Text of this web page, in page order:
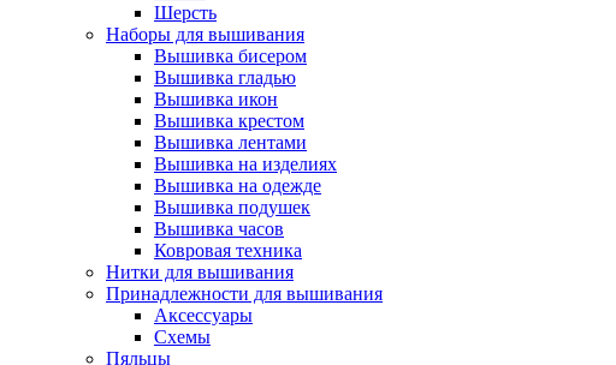
Шерсть
Наборы для вышивания
Вышивка бисером
Вышивка гладью
Вышивка икон
Вышивка крестом
Вышивка лентами
Вышивка на изделиях
Вышивка на одежде
Вышивка подушек
Вышивка часов
Ковровая техника
Нитки для вышивания
Принадлежности для вышивания
Аксессуары
Схемы
Пяльцы